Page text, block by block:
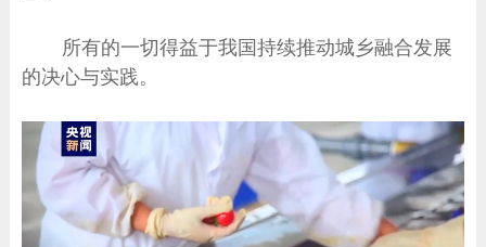
所有的一切得益于我国持续推动城乡融合发展
的决心与实践。